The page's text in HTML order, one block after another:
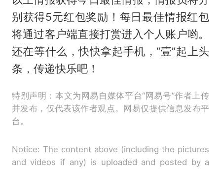
别获得5元红包奖励！每日最佳情报红包
将通过客户端直接打赏进入个人账户哟。
还在等什么，快快拿起手机，“壹”起上头
条，传递快乐吧！
特别声明：本文为网易自媒体平台“网易号”作者上传
并发布，仅代表该作者观点。网易仅提供信息发布平
台。
Notice: The content above (including the pictures
and videos if any) is uploaded and posted by a